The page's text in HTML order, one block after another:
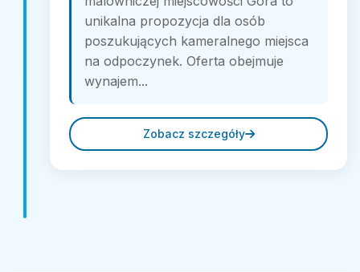
unikalna propozycja dla osób
poszukujących kameralnego miejsca
na odpoczynek. Oferta obejmuje
wynajem...
Zobacz szczegóły